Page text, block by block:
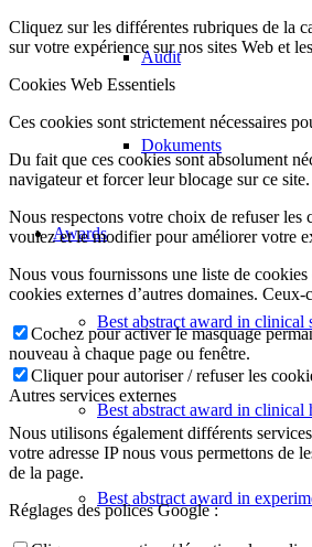
Audit
Dokuments
Awards
Best abstract award in
Best abstract award in clinical
Best abstract award in
Cliquez sur les différentes rubriques de la
sur votre expérience sur nos sites Web et
Cookies Web Essentiels
Ces cookies sont strictement nécessaires
Du fait que ces cookies sont absolument
navigateur et forcer leur blocage sur ce
Nous respectons votre choix de refuser
voulez et le modifier pour améliorer votre
Nous vous fournissons une liste de
cookies externes d’autres domaines.
Cochez pour activer le masquage
nouveau à chaque page ou fenêtre.
Cliquer pour autoriser / refuser les
Autres services externes
Nous utilisons également différents
votre adresse IP nous vous permettons de
de la page.
Réglages des polices Google :